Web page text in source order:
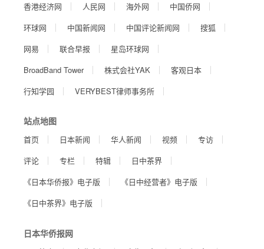
香港经济网
人民网 海外网
中国侨网
环球网
中国新闻网 中国评论新闻网
搜狐
网易
联合早报
星岛环球网
BroadBand Tower
株式会社YAK
客观日本
行知学园
VERYBEST律师事务所
站点地图
首页 日本新闻 华人新闻 视频
专访
评论
专栏 特辑
日中茶界
《日本华侨报》电子版
《日中经营者》电子版
《日中茶界》电子版
日本华侨报网